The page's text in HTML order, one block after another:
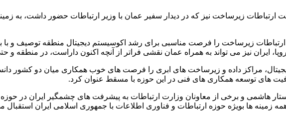
ارتباطات زیرساخت نیز که در دیدار سفیر عمان با وزیر ارتباطات حضور داشت، به
زیرساخت را فرصت مناسبی برای رشد اکوسیستم دیجیتال منطقه توصیف و با
ایران نیز می تواند به همراه عمان نقشی فراتر از آنچه اکنون داراست، در منطقه و
مراکز داده و زیرساخت های ابری را فرصت های خوب همکاری میان دو کشور دانست
های توسعه همکاری های فنی در این حوزه با مسقط عنوان کرد.
هاشمی و برخی از معاونان وزارت ارتباطات به پیشرفت های چشمگیر ایران در حوزه
زمینه ها بویژه حوزه ارتباطات و فناوری اطلاعات با جمهوری اسلامی ایران استقبال